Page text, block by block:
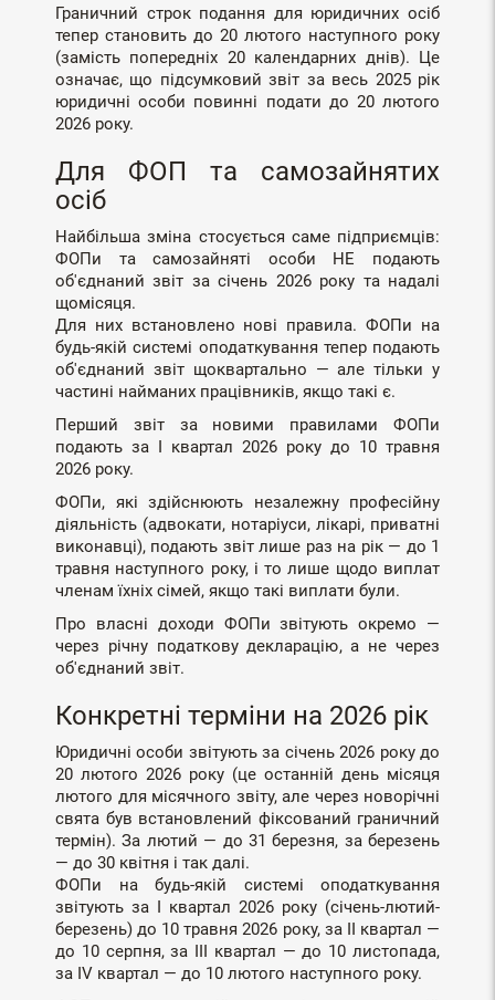
Граничний строк подання для юридичних осіб
тепер становить до 20 лютого наступного року
(замість попередніх 20 календарних днів). Це
означає, що підсумковий звіт за весь 2025 рік
юридичні особи повинні подати до 20 лютого
2026 року.
Для ФОП та самозайнятих
осіб
Найбільша зміна стосується саме підприємців:
ФОПи та самозайняті особи НЕ подають
об'єднаний звіт за січень 2026 року та надалі
щомісяця.
Для них встановлено нові правила. ФОПи на
будь-якій системі оподаткування тепер подають
об'єднаний звіт щоквартально — але тільки у
частині найманих працівників, якщо такі є.
Перший звіт за новими правилами ФОПи
подають за I квартал 2026 року до 10 травня
2026 року.
ФОПи, які здійснюють незалежну професійну
діяльність (адвокати, нотаріуси, лікарі, приватні
виконавці), подають звіт лише раз на рік — до 1
травня наступного року, і то лише щодо виплат
членам їхніх сімей, якщо такі виплати були.
Про власні доходи ФОПи звітують окремо —
через річну податкову декларацію, а не через
об'єднаний звіт.
Конкретні терміни на 2026 рік
Юридичні особи звітують за січень 2026 року до
20 лютого 2026 року (це останній день місяця
лютого для місячного звіту, але через новорічні
свята був встановлений фіксований граничний
термін). За лютий — до 31 березня, за березень
— до 30 квітня і так далі.
ФОПи на будь-якій системі оподаткування
звітують за I квартал 2026 року (січень-лютий-
березень) до 10 травня 2026 року, за II квартал —
до 10 серпня, за III квартал — до 10 листопада,
за IV квартал — до 10 лютого наступного року.